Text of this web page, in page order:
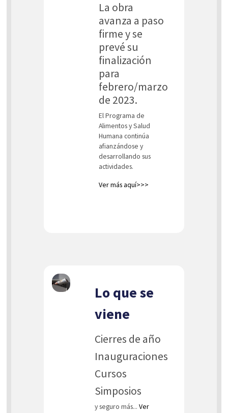
La obra
avanza a paso
firme y se
prevé su
finalización
para
febrero/marzo
de 2023.
El Programa de
Alimentos y Salud
Humana continúa
afianzándose y
desarrollando sus
actividades.
Ver más aquí>>>
Lo que se
viene
Cierres de año
Inauguraciones
Cursos
Simposios
y seguro más... Ver